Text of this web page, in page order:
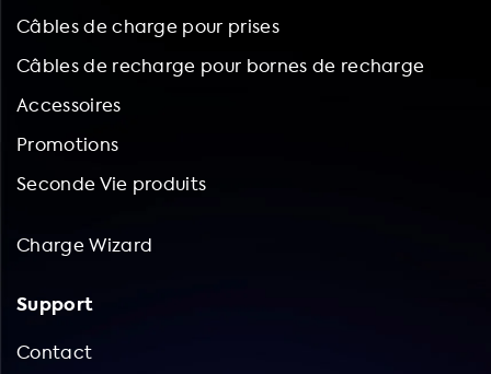
Câbles de charge pour prises
Câbles de recharge pour bornes de recharge
Accessoires
Promotions
Seconde Vie produits
Charge Wizard
Support
Contact